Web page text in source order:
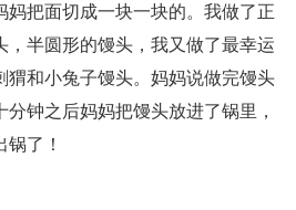
妈把面切成一块一块的。我做了正
，半圆形的馒头，我又做了最幸运
猬和小兔子馒头。妈妈说做完馒头
钟之后妈妈把馒头放进了锅里，
了！